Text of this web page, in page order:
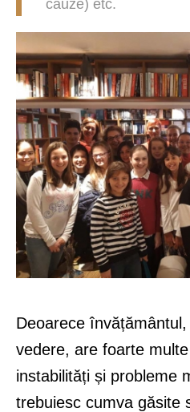
cauze) etc.
Deoarece
vedere, are foarte
instabilități și probleme
trebuiesc cumva găsite